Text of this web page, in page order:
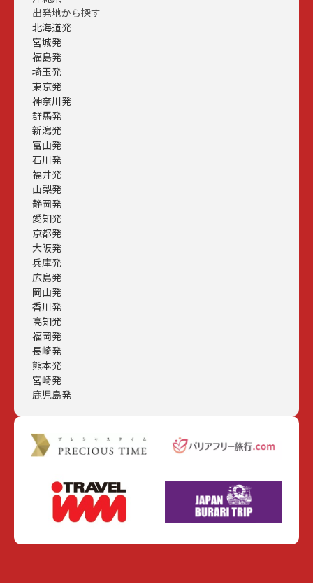
出発地から探す
北海道発
宮城発
福島発
埼玉発
東京発
神奈川発
群馬発
新潟発
富山発
石川発
福井発
山梨発
静岡発
愛知発
京都発
大阪発
兵庫発
広島発
岡山発
香川発
高知発
福岡発
長崎発
熊本発
宮崎発
鹿児島発